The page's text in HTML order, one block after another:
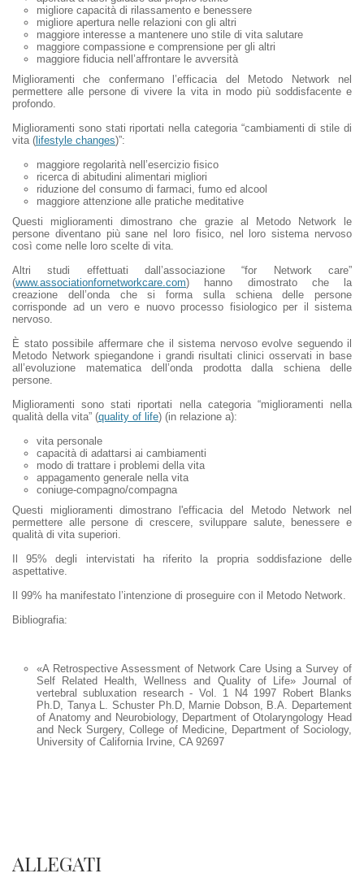
migliore capacità di rilassamento e benessere
migliore apertura nelle relazioni con gli altri
maggiore interesse a mantenere uno stile di vita salutare
maggiore compassione e comprensione per gli altri
maggiore fiducia nell’affrontare le avversità
Miglioramenti che confermano l’efficacia del Metodo Network nel
permettere alle persone di vivere la vita in modo più soddisfacente e
profondo.
Miglioramenti sono stati riportati nella categoria “cambiamenti di stile di
vita ( lifestyle changes)”:
maggiore regolarità nell’esercizio fisico
ricerca di abitudini alimentari migliori
riduzione del consumo di farmaci, fumo ed alcool
maggiore attenzione alle pratiche meditative
Questi miglioramenti dimostrano che grazie al Metodo Network le
persone diventano più sane nel loro fisico, nel loro sistema nervoso
così come nelle loro scelte di vita.
Altri studi effettuati dall’associazione “for Network care”
(www.associationfornetworkcare.com) hanno dimostrato che la
creazione dell’onda che si forma sulla schiena delle persone
corrisponde ad un vero e nuovo processo fisiologico per il sistema
nervoso.
È stato possibile affermare che il sistema nervoso evolve seguendo il
Metodo Network spiegandone i grandi risultati clinici osservati in base
all’evoluzione matematica dell’onda prodotta dalla schiena delle
persone.
Miglioramenti sono stati riportati nella categoria “miglioramenti nella
qualità della vita” (quality of life) (in relazione a):
vita personale
capacità di adattarsi ai cambiamenti
modo di trattare i problemi della vita
appagamento generale nella vita
coniuge-compagno/compagna
Questi miglioramenti dimostrano l'efficacia del Metodo Network nel
permettere alle persone di crescere, sviluppare salute, benessere e
qualità di vita superiori.
Il 95% degli intervistati ha riferito la propria soddisfazione delle
aspettative.
Il 99% ha manifestato l’intenzione di proseguire con il Metodo Network.
Bibliografia:
«A Retrospective Assessment of Network Care Using a Survey of
Self Related Health, Wellness and Quality of Life» Journal of
vertebral subluxation research - Vol. 1 N4 1997 Robert Blanks
Ph.D, Tanya L. Schuster Ph.D, Marnie Dobson, B.A. Departement
of Anatomy and Neurobiology, Department of Otolaryngology Head
and Neck Surgery, College of Medicine, Department of Sociology,
University of California Irvine, CA 92697
ALLEGATI